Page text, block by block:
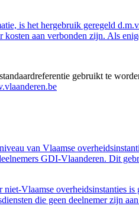
is het hergebruik geregeld
aan verbonden zijn. Als
gebruikt te
van Vlaamse
GDI-Vlaanderen. Dit
Vlaamse overheidsinstanties
die geen deelnemer zijn